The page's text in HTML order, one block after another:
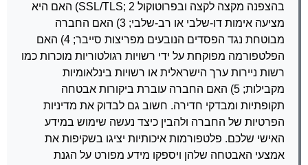
בהצפנה מקצה לקצה ובפרוטוקול SSL/TLS; 2) האם היא
מציעה אימות דו-שלבי או רב-שלבי; 3) האם החברה
מבוטחת נגד הפסדים הנובעים מפריצות סייבר; 4) האם
הפלטפורמה מפוקחת על ידי רשויות רגולטוריות מוכרות כמו
רשות ניירות ערך הישראלית או רשויות בינלאומיות
מקבילות; 5) האם החברה עוברת ביקורות אבטחה
תקופתיות ומבדקי חדירה. חשוב גם לבדוק את מדיניות
הפרטיות של החברה ולהבין כיצד נעשה שימוש במידע
האישי שלכם. פלטפורמות איכותיות יציגו בשקיפות את
אמצעי האבטחה שלהן ויספקו מידע מפורט על הגנת